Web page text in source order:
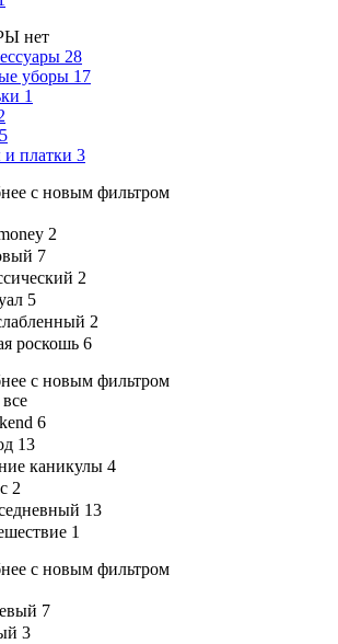
нет
28
уборы 17
1
5
платки 3
с новым фильтром
2
7
2
5
2
роскошь 6
с новым фильтром
все
6
13
каникулы 4
2
13
1
с новым фильтром
7
3